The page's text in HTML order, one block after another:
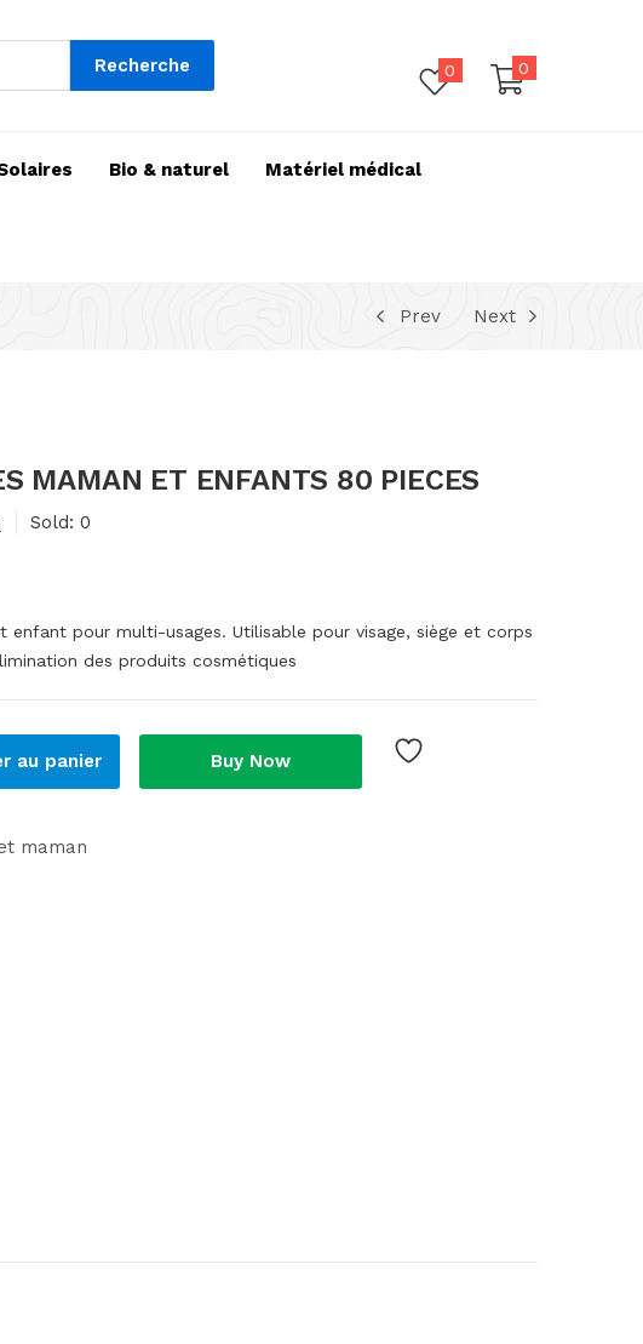
Recherche 0 0
Bio & naturel Matériel médical
Prev Next
MAMAN ET ENFANTS 80 PIECES
Sold: 0
enfant pour multi-usages. Utilisable pour visage, siège et corps
des produits cosmétiques
au panier Buy Now
maman